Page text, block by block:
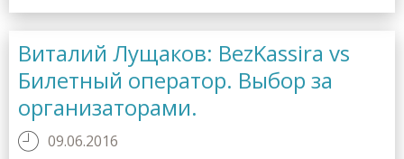
Виталий Лущаков: BezKassira vs
Билетный оператор. Выбор за
организаторами.
09.06.2016